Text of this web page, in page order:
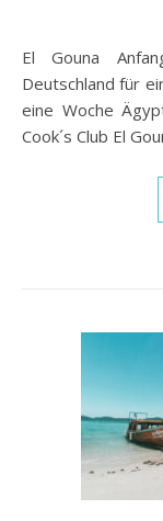
El Gouna Anfang Februar wollten wir dem kalten
Deutschland für
eine Woche
Cook´s Club El